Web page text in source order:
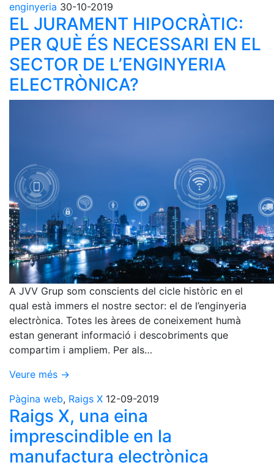
enginyeria 30-10-2019
EL JURAMENT HIPOCRÀTIC:
PER QUÈ ÉS NECESSARI EN EL
SECTOR DE L’ENGINYERIA
ELECTRÒNICA?
A JVV Grup som conscients del cicle històric en el
qual està immers el nostre sector: el de l’enginyeria
electrònica. Totes les àrees de coneixement humà
estan generant informació i descobriments que
compartim i ampliem. Per als…
Veure més →
Pàgina web, Raigs X 12-09-2019
Raigs X, una eina
imprescindible en la
manufactura electrònica